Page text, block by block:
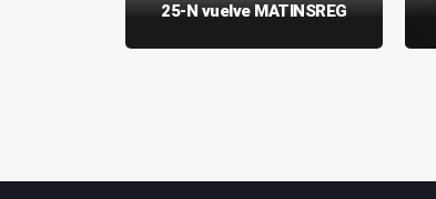
25-N vuelve MATINSREG